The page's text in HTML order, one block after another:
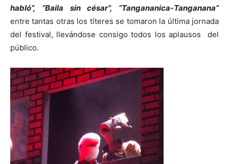
habló”, “Baila sin césar”, “Tangananica-Tanganana”
entre tantas otras los títeres se tomaron la última jornada
del festival, llevándose consigo todos los aplausos del
público.